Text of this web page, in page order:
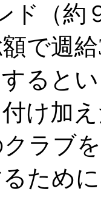
ド（
で週
すると
け加
ラブ
ため